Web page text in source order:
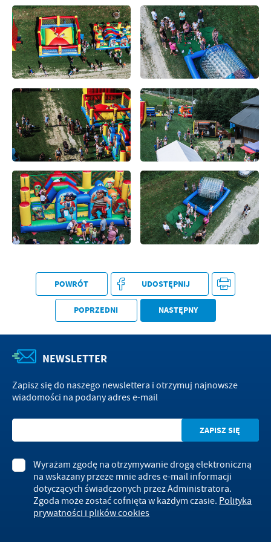
POWRÓT UDOSTĘPNIJ
POPRZEDNI NASTĘPNY
NEWSLETTER
Zapisz się do naszego newslettera i otrzymuj najnowsze
wiadomości na podany adres e-mail
Wyrażam zgodę na otrzymywanie drogą elektroniczną
na wskazany przeze mnie adres e-mail informacji
dotyczących świadczonych przez Administratora.
Zgoda może zostać cofnięta w każdym czasie. Polityka
prywatności i plików cookies
treści w postaci wiadomości, ofert, komunikatów mediów
społecznościowych.